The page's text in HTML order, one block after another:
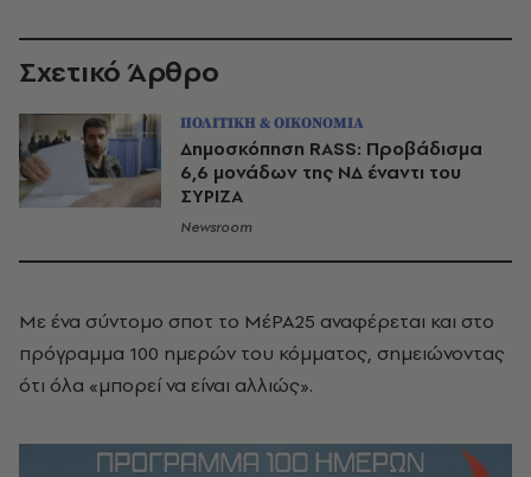
Σχετικό Άρθρο
ΠΟΛΙΤΙΚΗ & ΟΙΚΟΝΟΜΙΑ
Δημοσκόπηση RASS: Προβάδισμα
6,6 μονάδων της ΝΔ έναντι του
ΣΥΡΙΖΑ
Newsroom
Με ένα σύντομο σποτ το ΜέΡΑ25 αναφέρεται και στο
πρόγραμμα 100 ημερών του κόμματος, σημειώνοντας
ότι όλα «μπορεί να είναι αλλιώς».